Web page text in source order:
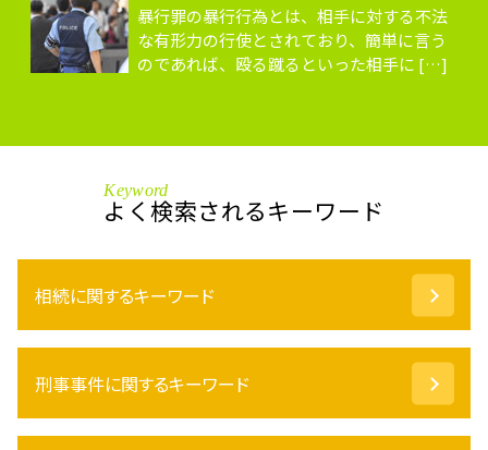
暴行罪の暴行行為とは、相手に対する不法
な有形力の行使とされており、簡単に言う
のであれば、殴る蹴るといった相手に […]
Keyword
よく検索されるキーワード
相続に関するキーワード
相続財産 調査
遺贈 とは
遺言 弁護士
刑事事件に関するキーワード